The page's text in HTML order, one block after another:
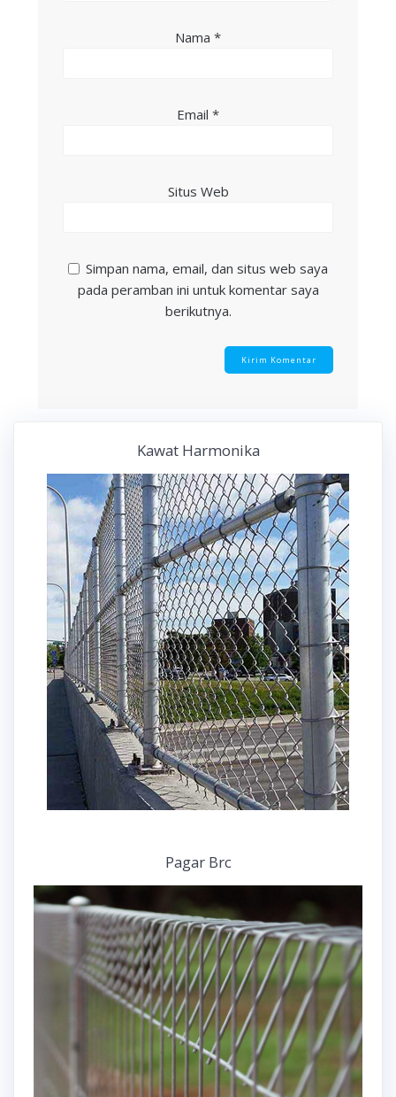
Nama *
Email *
Situs Web
Simpan nama, email, dan situs web saya
pada peramban ini untuk komentar saya
berikutnya.
Kawat Harmonika
Pagar Brc